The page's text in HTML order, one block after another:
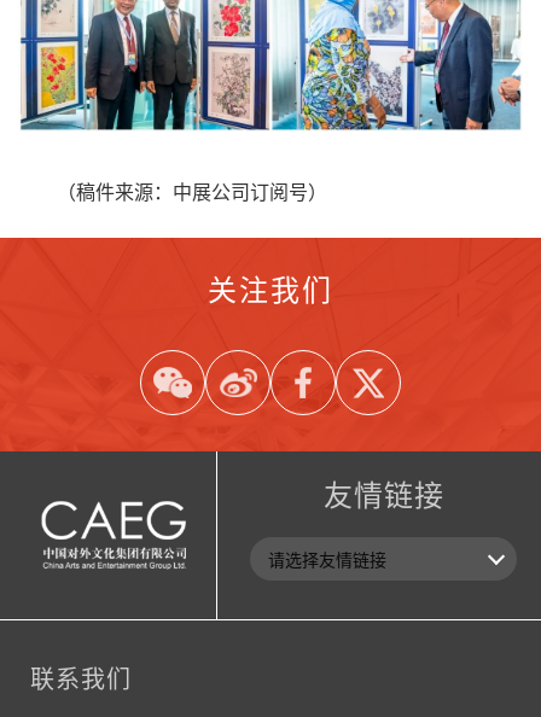
（稿件来源：中展公司订阅号）
关注我们
友情链接
联系我们